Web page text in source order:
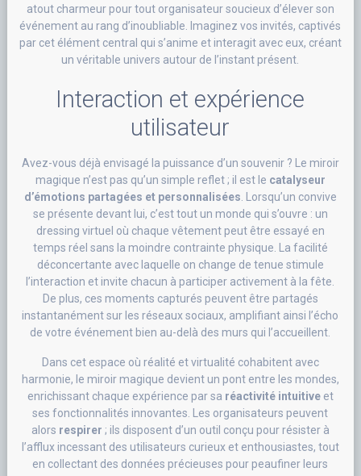
atout charmeur pour tout organisateur soucieux d’élever son
événement au rang d’inoubliable. Imaginez vos invités, captivés
par cet élément central qui s’anime et interagit avec eux, créant
un véritable univers autour de l’instant présent.
Interaction et expérience
utilisateur
Avez-vous déjà envisagé la puissance d’un souvenir ? Le miroir
magique n’est pas qu’un simple reflet ; il est le catalyseur
d’émotions partagées et personnalisées. Lorsqu’un convive
se présente devant lui, c’est tout un monde qui s’ouvre : un
dressing virtuel où chaque vêtement peut être essayé en
temps réel sans la moindre contrainte physique. La facilité
déconcertante avec laquelle on change de tenue stimule
l’interaction et invite chacun à participer activement à la fête.
De plus, ces moments capturés peuvent être partagés
instantanément sur les réseaux sociaux, amplifiant ainsi l’écho
de votre événement bien au-delà des murs qui l’accueillent.
Dans cet espace où réalité et virtualité cohabitent avec
harmonie, le miroir magique devient un pont entre les mondes,
enrichissant chaque expérience par sa réactivité intuitiveet
ses fonctionnalités innovantes. Les organisateurs peuvent
alors respirer ; ils disposent d’un outil conçu pour résister à
l’afflux incessant des utilisateurs curieux et enthousiastes, tout
en collectant des données précieuses pour peaufiner leurs